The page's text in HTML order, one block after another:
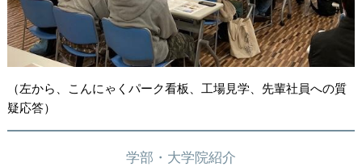
（左から、こんにゃくパーク看板、工場見学、先輩社員への質
疑応答）
学部・大学院紹介